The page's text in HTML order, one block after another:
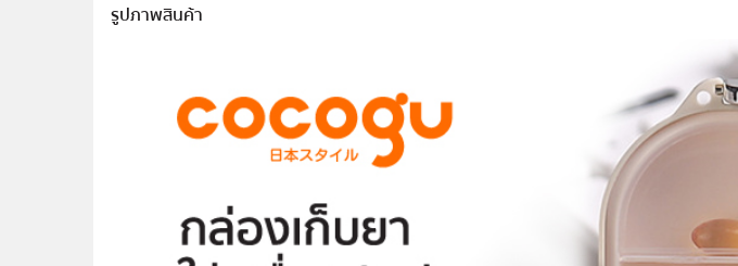
รูปภาพสินค้า